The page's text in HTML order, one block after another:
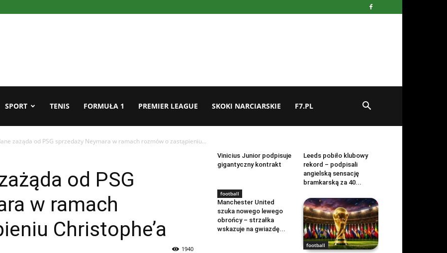
SPORT TENIS FORMUŁA 1 PREMIER LEAGUE SKOKI NARCIARSKIE F7.PL
zażąda od PSG sprzedaży Neymara w ramach rozmów o zastąpieniu...
od PSG
w ramach
Christophe’a
1940
Vinicius Junior podpisuje
gigantyczny kontrakt
Leeds pobiło klubowy
rekord – podpisali
angielską sensację
bramkarską za 40...
football
Manchester United
szuka nowego lewego
obrońcy – strzałka
wskazuje na gwiazdę...
football